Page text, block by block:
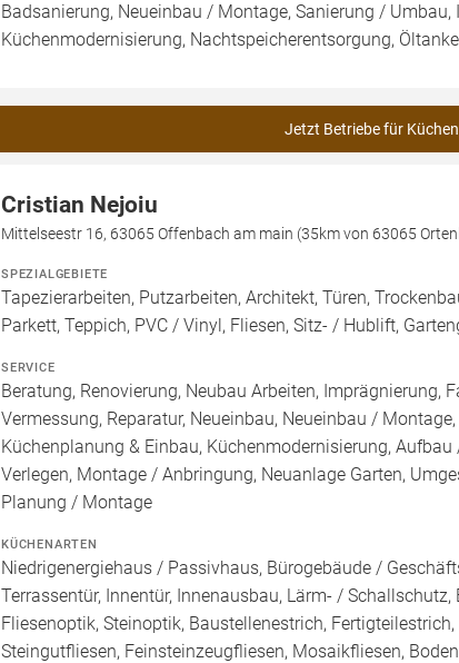
Badsanierung, Neueinbau / Montage, Sanierung /
Küchenmodernisierung, Nachtspeicherentsorgung,
Jetzt Betriebe für
Cristian Nejoiu
Mittelseestr 16, 63065 Offenbach am main (35km von 63065
SPEZIALGEBIETE
Tapezierarbeiten, Putzarbeiten, Architekt, Türen,
Parkett, Teppich, PVC / Vinyl, Fliesen, Sitz- / Hublift,
SERVICE
Beratung, Renovierung, Neubau Arbeiten, Imprägnierung,
Vermessung, Reparatur, Neueinbau, Neueinbau /
Küchenplanung & Einbau, Küchenmodernisierung,
Verlegen, Montage / Anbringung, Neuanlage Garten,
Planung / Montage
KÜCHENARTEN
Niedrigenergiehaus / Passivhaus, Bürogebäude /
Terrassentür, Innentür, Innenausbau, Lärm- /
Fliesenoptik, Steinoptik, Baustellenestrich,
Steingutfliesen, Feinsteinzeugfliesen, Mosaikfliesen,